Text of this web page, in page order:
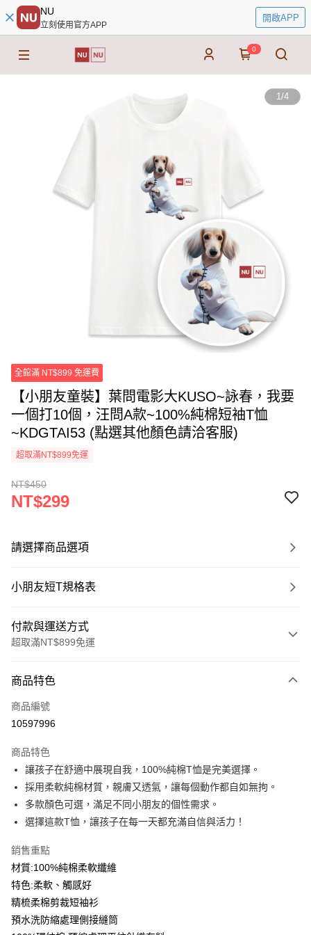
NU
立刻使用官方APP
開啟APP
0
1/4
全館滿 NT$899 免運費
【小朋友童裝】葉問電影大KUSO~詠春，我要
一個打10個，汪問A款~100%純棉短袖T恤
~KDGTAI53 (點選其他顏色請洽客服)
超取滿NT$899免運
NT$450
NT$299
請選擇商品選項
小朋友短T規格表
付款與運送方式
超取滿NT$899免運
信用卡一次付款
信用卡分期付款
合作金庫商業銀行
華南商業銀行
彰化商業銀行
上海商業儲蓄銀行
台北富邦商業銀行
國泰世華商業銀行
兆豐國際商業銀行
臺灣中小企業銀行
台中商業銀行
聯邦商業銀行
元大商業銀行
台新國際商業銀行
台灣樂天信用卡公司
6 期 0 利率 每期
華南商業銀行
彰化商業銀行
上海商業儲蓄銀行
台北富邦商業銀行
國泰世華商業銀行
兆豐國際商業銀行
匯豐（台灣）商業銀行
聯邦商業銀行
元大商業銀行
玉山商業銀行
台灣樂天信用卡公司
12 期 0 利率 每期NT$24 21家銀行
合作金庫商業銀行
第一商業銀行
上海商業儲蓄銀行
台北富邦商業銀行
國泰世華商業銀行
臺灣中小企業銀行
匯豐（台灣）商業銀行
聯邦商業銀行
元大商業銀行
玉山商業銀行
台新國際商業銀行
超商取貨付款
LINE Pay
Apple Pay
街口支付
悠遊付
Google Pay
商品特色
商品編號
10597996
商品特色
讓孩子在舒適中展現自我，100%純棉T恤是完美選擇。
採用柔軟純棉材質，親膚又透氣，讓每個動作都自如無拘。
多款顏色可選，滿足不同小朋友的個性需求。
選擇這款T恤，讓孩子在每一天都充滿自信與活力！
銷售重點
材質:100%純棉柔軟纖維
特色:柔軟、觸感好
精梳柔棉剪裁短袖衫
預水洗防縮處理側接縫筒